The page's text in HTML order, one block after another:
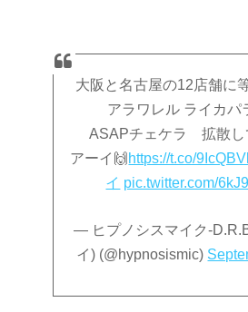
大阪と名古屋の12店舗に
アラワレル ライカパ
ASAPチェケラ 拡散し
アーイ🙌https://t.co/
イ pic.twitter.com/
— ヒプノシスマイク-
イ) (@hypnosismic)